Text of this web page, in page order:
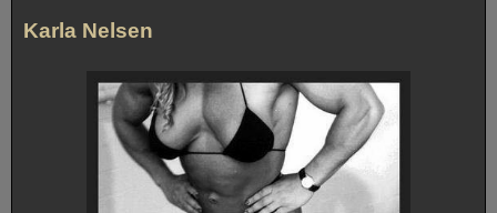
Karla Nelsen